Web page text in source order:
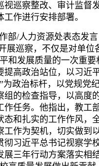
视巡察整改、审计监督
作进行安排部署。
部/人力资源处表态发
展巡察，不仅是对单位
和发展质量的一次重要
提高政治站位，以习近
为政治标杆，以党规党
组的检查指导，以高度
作任务。他指出，教工
态和扎实的工作作风，
工作为契机，切实做到
彻习近平总书记视察学
三年行动方案落实相